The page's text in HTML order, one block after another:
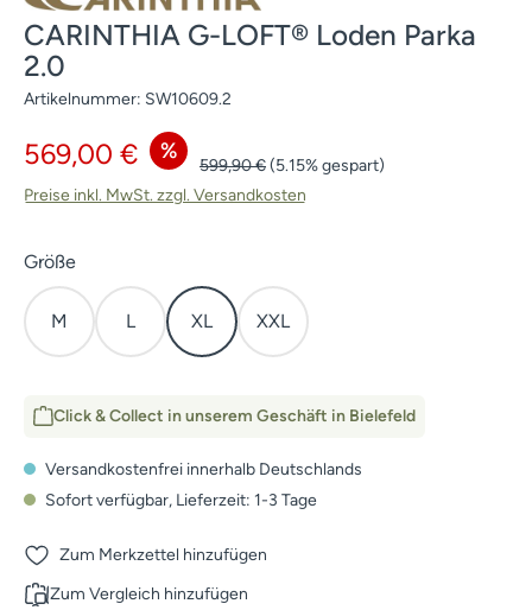
CARINTHIA G-LOFT® Loden Parka
2.0
Artikelnummer: SW10609.2
Verkaufspreis:
569,00 € %
Regulärer Preis:
599,90 €(5.15% gespart)
Preise inkl. MwSt. zzgl. Versandkosten
Größeauswählen
M L XL XXL
Click & Collect in unserem Geschäft in Bielefeld
Versandkostenfrei innerhalb Deutschlands
Sofort verfügbar, Lieferzeit: 1-3 Tage
Zum Merkzettel hinzufügen
Zum Vergleich hinzufügen